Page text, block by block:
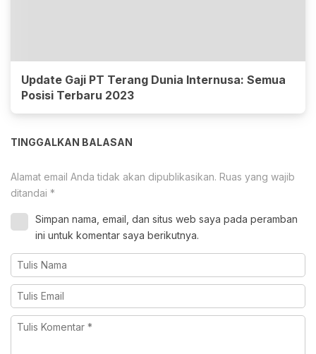
Update Gaji PT Terang Dunia Internusa: Semua
Posisi Terbaru 2023
TINGGALKAN BALASAN
Alamat email Anda tidak akan dipublikasikan. Ruas yang wajib
ditandai *
Simpan nama, email, dan situs web saya pada peramban
ini untuk komentar saya berikutnya.